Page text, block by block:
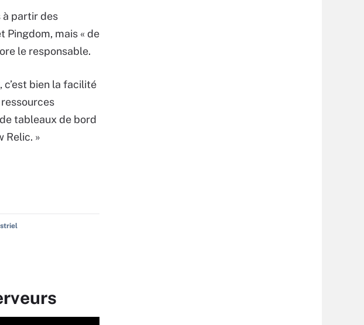
à partir des
mais « de
le responsable.
c’est bien la facilité
ressources
tableaux de bord
Relic. »